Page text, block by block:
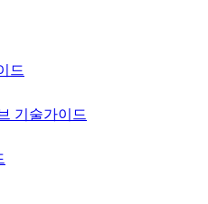
드
기술가이드